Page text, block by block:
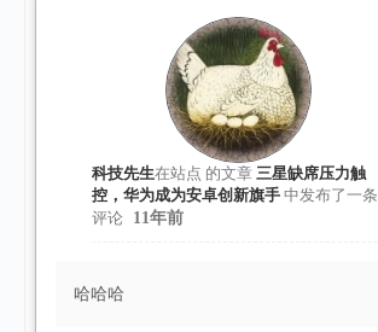
科技先生在站点 的文章三星缺席压力触
控，华为成为安卓创新旗手 中发布了一条
评论 11年前
哈哈哈